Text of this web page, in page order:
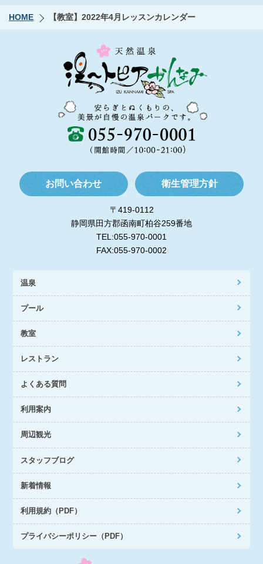
HOME 【教室】2022年4月レッスンカレンダー
お問い合わせ 衛生管理方針
〒419-0112
静岡県田方郡函南町柏谷259番地
TEL:055-970-0001
FAX:055-970-0002
温泉
プール
教室
レストラン
よくある質問
利用案内
周辺観光
スタッフブログ
新着情報
利用規約（PDF）
プライバシーポリシー（PDF）